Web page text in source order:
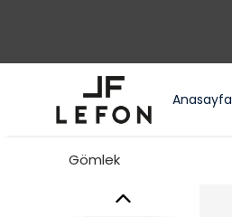
Anasayfa
Gömlek